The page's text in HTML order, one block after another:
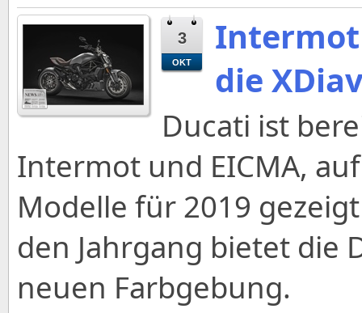
3
OKT
Intermot
die
Ducati ist
Intermot und EICMA,
Modelle für 2019
den Jahrgang bietet die
neuen Farbgebung.